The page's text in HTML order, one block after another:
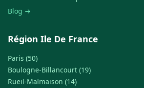
Blog →
Région Ile De France
Paris (50)
Boulogne-Billancourt (19)
Rueil-Malmaison (14)